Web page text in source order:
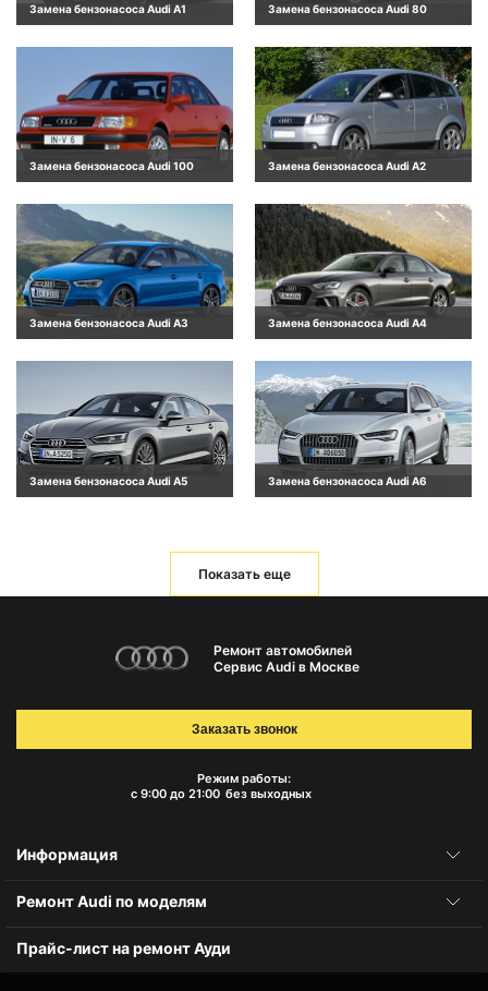
Замена бензонасоса Audi A1 Замена бензонасоса Audi 80
Замена бензонасоса Audi 100 Замена бензонасоса Audi A2
Замена бензонасоса Audi A3 Замена бензонасоса Audi A4
Замена бензонасоса Audi A5 Замена бензонасоса Audi A6
Показать еще
Ремонт автомобилей
Сервис Audi в Москве
Режим работы:
с 9:00 до 21:00 без выходных
Заказать звонок
Информация
Ремонт Audi по моделям
Прайс-лист на ремонт Ауди